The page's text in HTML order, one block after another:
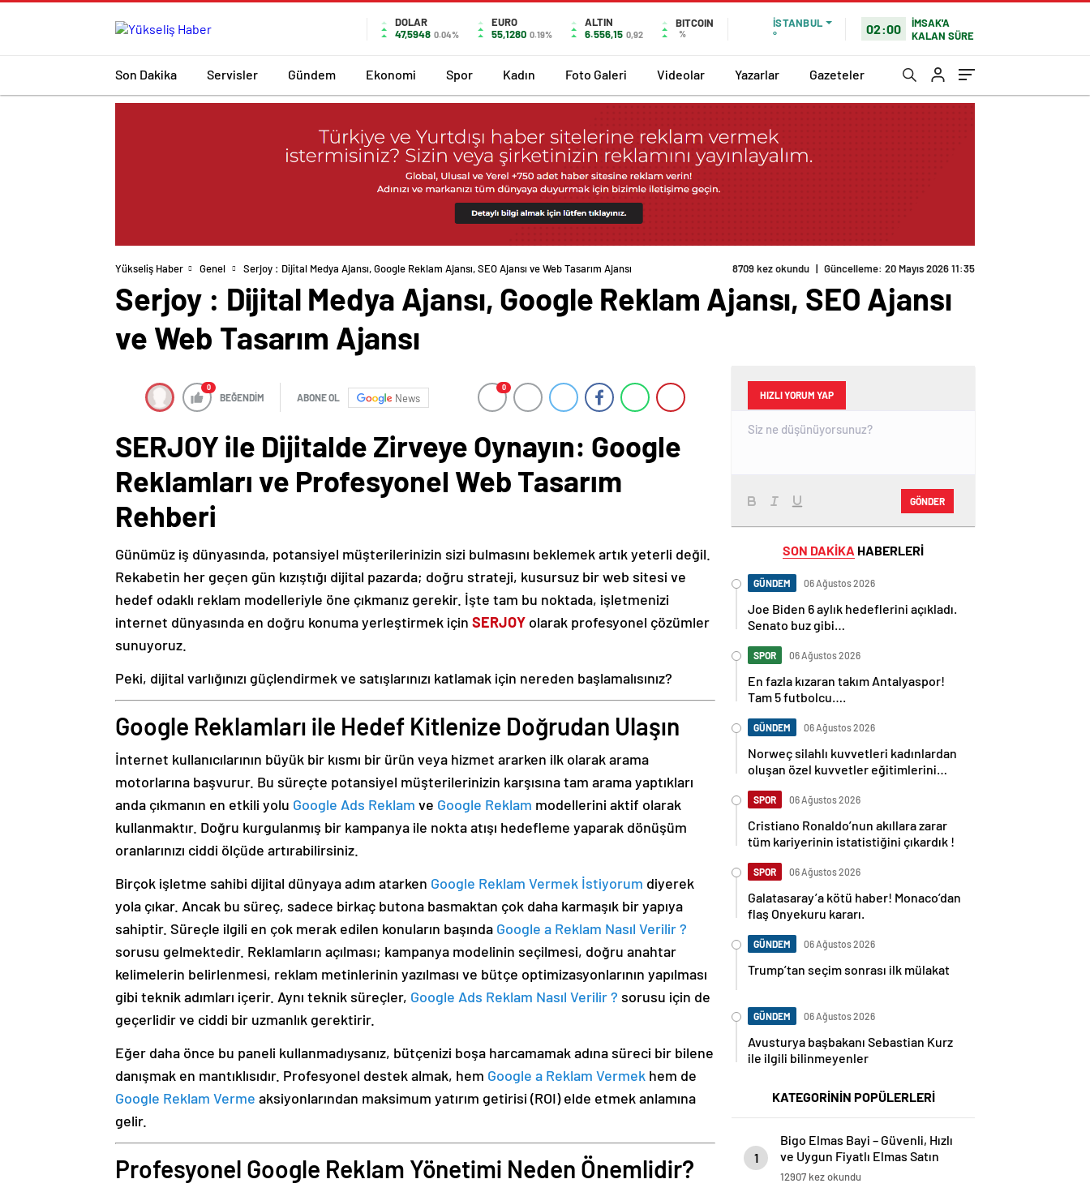
DOLAR
47,5948 0.04%
EURO
55,1280 0.19%
ALTIN
6.556,15 0,92
BITCOIN
%
İSTANBUL
°
02:00
İMSAK'A
KALAN SÜRE
Son Dakika Servisler Gündem Ekonomi Spor Kadın Foto Galeri Videolar Yazarlar Gazeteler
Yükseliş Haber Genel Serjoy : Dijital Medya Ajansı, Google Reklam Ajansı, SEO Ajansı ve Web Tasarım Ajansı 8709 kez okundu | Güncelleme: 20 Mayıs 2026 11:35
Serjoy : Dijital Medya Ajansı, Google Reklam Ajansı, SEO Ajansı
ve Web Tasarım Ajansı
0
BEĞENDİM ABONE OL News
0
SERJOY ile Dijitalde Zirveye Oynayın: Google
Reklamları ve Profesyonel Web Tasarım
Rehberi
Günümüz iş dünyasında, potansiyel müşterilerinizin sizi bulmasını beklemek artık yeterli değil.
Rekabetin her geçen gün kızıştığı dijital pazarda; doğru strateji, kusursuz bir web sitesi ve
hedef odaklı reklam modelleriyle öne çıkmanız gerekir. İşte tam bu noktada, işletmenizi
internet dünyasında en doğru konuma yerleştirmek için SERJOY olarak profesyonel çözümler
sunuyoruz.
Peki, dijital varlığınızı güçlendirmek ve satışlarınızı katlamak için nereden başlamalısınız?
Google Reklamları ile Hedef Kitlenize Doğrudan Ulaşın
İnternet kullanıcılarının büyük bir kısmı bir ürün veya hizmet ararken ilk olarak arama
motorlarına başvurur. Bu süreçte potansiyel müşterilerinizin karşısına tam arama yaptıkları
anda çıkmanın en etkili yolu Google Ads Reklam ve Google Reklam modellerini aktif olarak
kullanmaktır. Doğru kurgulanmış bir kampanya ile nokta atışı hedefleme yaparak dönüşüm
oranlarınızı ciddi ölçüde artırabilirsiniz.
Birçok işletme sahibi dijital dünyaya adım atarken Google Reklam Vermek İstiyorum diyerek
yola çıkar. Ancak bu süreç, sadece birkaç butona basmaktan çok daha karmaşık bir yapıya
sahiptir. Süreçle ilgili en çok merak edilen konuların başında Google a Reklam Nasıl Verilir ?
sorusu gelmektedir. Reklamların açılması; kampanya modelinin seçilmesi, doğru anahtar
kelimelerin belirlenmesi, reklam metinlerinin yazılması ve bütçe optimizasyonlarının yapılması
gibi teknik adımları içerir. Aynı teknik süreçler, Google Ads Reklam Nasıl Verilir ? sorusu için de
geçerlidir ve ciddi bir uzmanlık gerektirir.
Eğer daha önce bu paneli kullanmadıysanız, bütçenizi boşa harcamamak adına süreci bir bilene
danışmak en mantıklısıdır. Profesyonel destek almak, hem Google a Reklam Vermek hem de
Google Reklam Verme aksiyonlarından maksimum yatırım getirisi (ROI) elde etmek anlamına
gelir.
Profesyonel Google Reklam Yönetimi Neden Önemlidir?
HIZLI YORUM YAP
GÖNDER
SON DAKİKA HABERLERİ
GÜNDEM 06 Ağustos 2026
Joe Biden 6 aylık hedeflerini açıkladı.
Senato buz gibi…
SPOR 06 Ağustos 2026
En fazla kızaran takım Antalyaspor!
Tam 5 futbolcu….
GÜNDEM 06 Ağustos 2026
Norweç silahlı kuvvetleri kadınlardan
oluşan özel kuvvetler eğitimlerini
SPOR 06 Ağustos 2026
Cristiano Ronaldo’nun akıllara zarar
tüm kariyerinin istatistiğini çıkardık !
SPOR 06 Ağustos 2026
Galatasaray’a kötü haber! Monaco’dan
flaş Onyekuru kararı.
GÜNDEM 06 Ağustos 2026
Trump’tan seçim sonrası ilk mülakat
GÜNDEM 06 Ağustos 2026
Avusturya başbakanı Sebastian Kurz
ile ilgili bilinmeyenler
KATEGORİNİN POPÜLERLERİ
1
Bigo Elmas Bayi – Güvenli, Hızlı
ve Uygun Fiyatlı Elmas Satın
Almanın Yeni Adresi
12907 kez okundu